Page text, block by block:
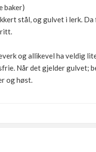
baker)
stål, og gulvet i lerk. Da
og allikevel ha veldig
Når det gjelder gulvet;
og høst.